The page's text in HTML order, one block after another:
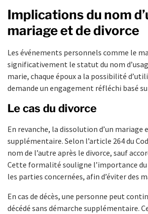
Implications du nom
mariage et de divorce
Les événements personnels comme le
significativement le statut du nom
marie, chaque époux a la possibilité
demande un engagement réfléchi basé
Le cas du divorce
En revanche, la dissolution d’un
supplémentaire. Selon l’article 264 du
nom de l’autre après le divorce, sauf
Cette formalité souligne l’importance
les parties concernées, afin d’éviter des
En cas de décès, une personne peut
décédé sans démarche supplémentaire.